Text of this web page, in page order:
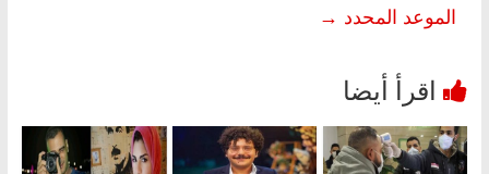
الموعد المحدد →